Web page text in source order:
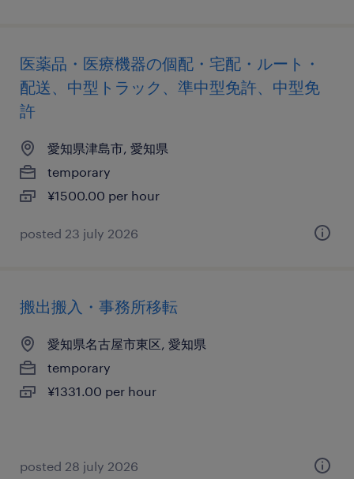
医薬品・医療機器の個配・宅配・ルート・
配送、中型トラック、準中型免許、中型免
許
愛知県津島市, 愛知県
temporary
¥1500.00 per hour
posted 23 july 2026
搬出搬入・事務所移転
愛知県名古屋市東区, 愛知県
temporary
¥1331.00 per hour
posted 28 july 2026